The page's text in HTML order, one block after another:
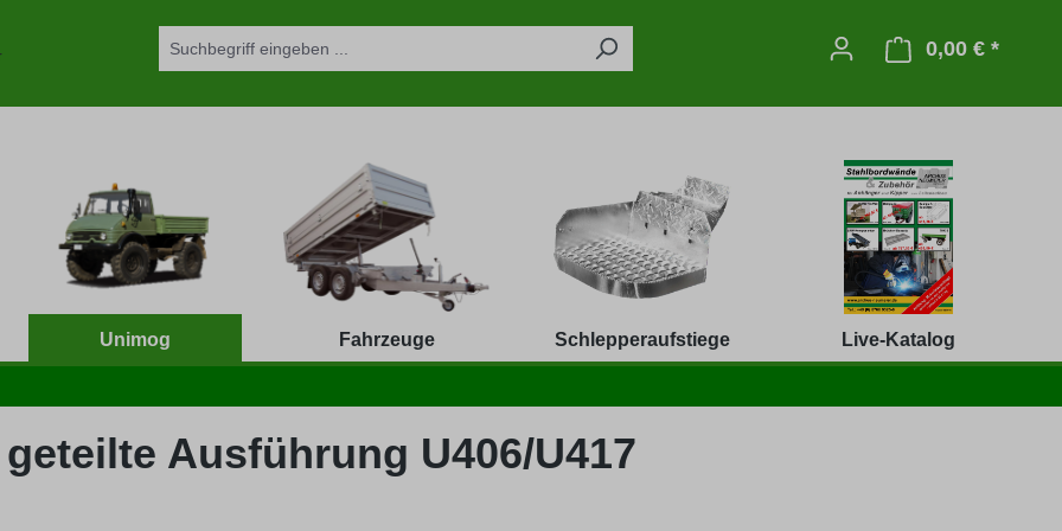
0,00 € *
Unimog Fahrzeuge Schlepperaufstiege Live-Katalog
Ausführung U406/U417